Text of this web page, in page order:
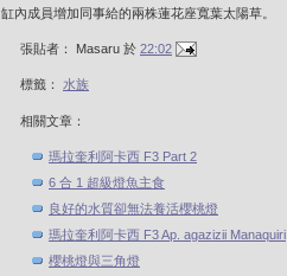
缸內成員增加同事給的兩株蓮花座寬葉太陽草。
張貼者： Masaru 於 22:02
標籤： 水族
相關文章：
瑪拉奎利阿卡西 F3 Part 2
6 合 1 超級燈魚主食
良好的水質卻無法養活櫻桃燈
瑪拉奎利阿卡西 F3 Ap. agazizii Manaquiri
櫻桃燈與三角燈